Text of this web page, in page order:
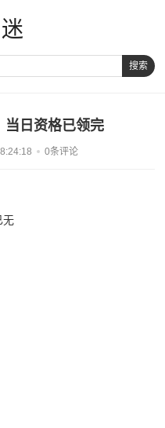
搜索
当日资格已领完
0条评论
无